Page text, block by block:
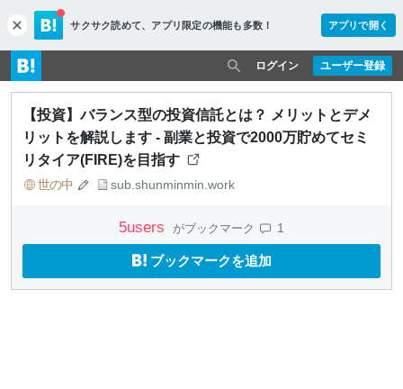
c
l
o
s
e
サクサク読めて、 アプリ限定の機能も多数！ アプリで開く
ユーザー登録
ログイン
【投資】バランス型の投資信託とは？ メリットとデメ
リットを解説します - 副業と投資で2000万貯めてセミ
リタイア(FIRE)を目指す
世の中 sub.shunminmin.work
5users がブックマーク 1
ブックマークを追加